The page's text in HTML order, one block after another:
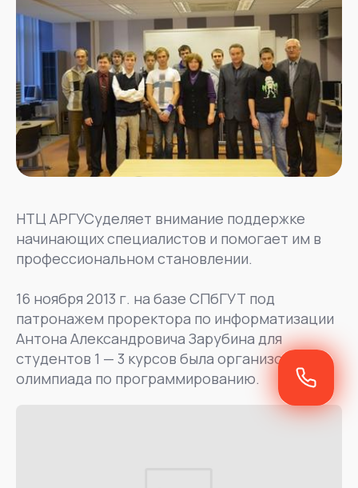
НТЦ АРГУСуделяет внимание поддержке
начинающих специалистов и помогает им в
профессиональном становлении.
16 ноября 2013 г. на базе СПбГУТ под
патронажем проректора по информатизации
Антона Александровича Зарубина для
студентов 1 — 3 курсов была организована
олимпиада по программированию.